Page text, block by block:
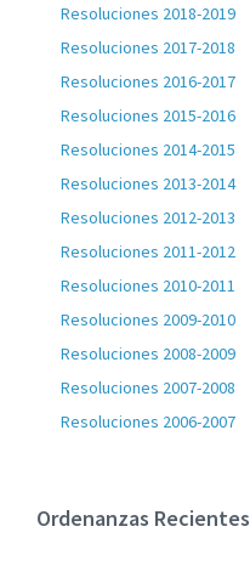
Resoluciones 2018-2019
Resoluciones 2017-2018
Resoluciones 2016-2017
Resoluciones 2015-2016
Resoluciones 2014-2015
Resoluciones 2013-2014
Resoluciones 2012-2013
Resoluciones 2011-2012
Resoluciones 2010-2011
Resoluciones 2009-2010
Resoluciones 2008-2009
Resoluciones 2007-2008
Resoluciones 2006-2007
Ordenanzas Recientes